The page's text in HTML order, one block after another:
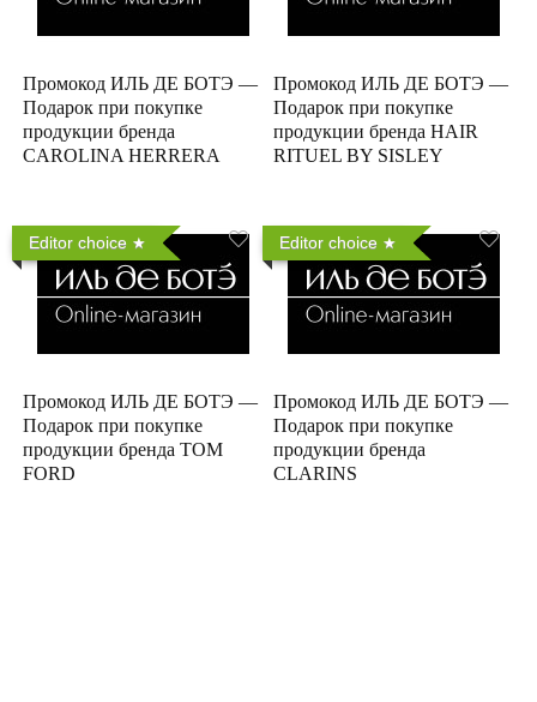
Промокод ИЛЬ ДЕ БОТЭ —
Подарок при покупке
продукции бренда
CAROLINA HERRERA
Промокод ИЛЬ ДЕ БОТЭ —
Подарок при покупке
продукции бренда HAIR
RITUEL BY SISLEY
Editor choice
Промокод ИЛЬ ДЕ БОТЭ —
Подарок при покупке
продукции бренда TOM
FORD
Editor choice
Промокод ИЛЬ ДЕ БОТЭ —
Подарок при покупке
продукции бренда
CLARINS